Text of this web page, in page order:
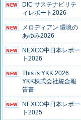
DIC サステナビリテ
ィレポート2026
メロディアン 環境の
あゆみ2026
NEXCO中日本レポー
ト2026
This is YKK 2026
YKK株式会社統合報
告書
NEXCO中日本レポー
ト2025